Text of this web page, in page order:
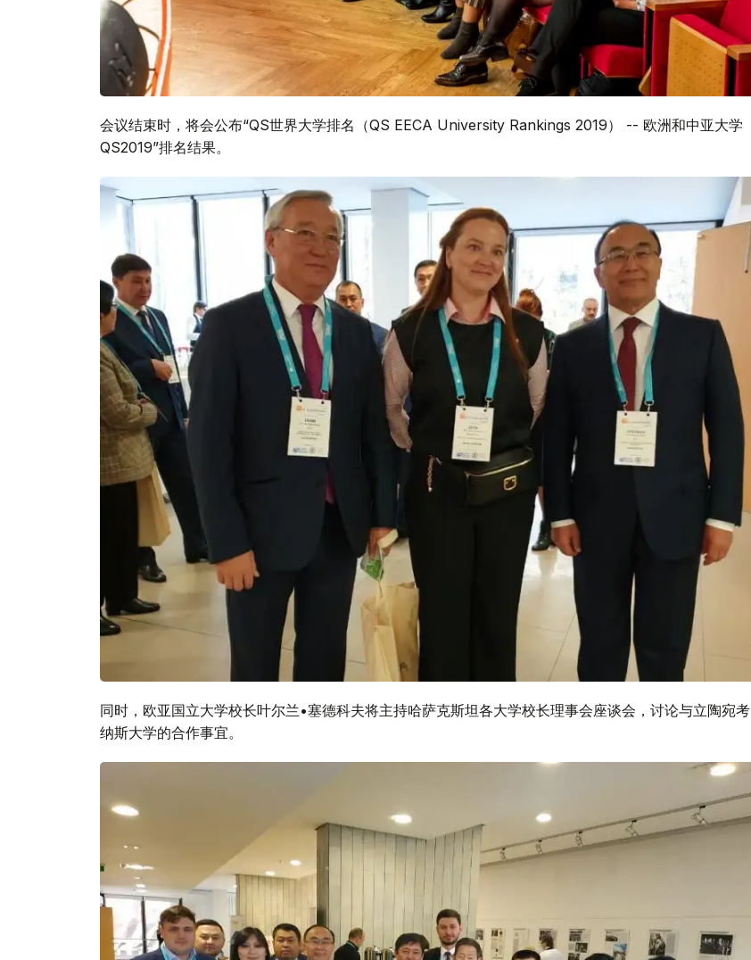
会议结束时，将会公布“QS世界大学排名（QS EECA University Rankings 2019） -- 欧洲和中亚大学
QS2019”排名结果。
同时，欧亚国立大学校长叶尔兰•塞德科夫将主持哈萨克斯坦各大学校长理事会座谈会，讨论与立陶宛考
纳斯大学的合作事宜。